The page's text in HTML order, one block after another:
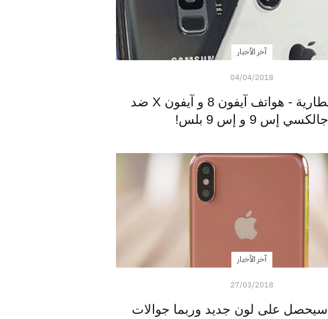
آخر الأخبار
04/04/2018
اختبار البطارية - هواتف آيفون 8 و آيفون X ضد
جالكسي إس 9 و إس 9 بلس!
آخر الأخبار
27/03/2018
آيفون X سيحصل على لون جديد وربما جوالات